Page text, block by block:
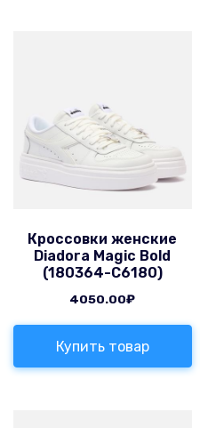
Кроссовки женские
Diadora Magic Bold
(180364-C6180)
4050.00₽
Купить товар